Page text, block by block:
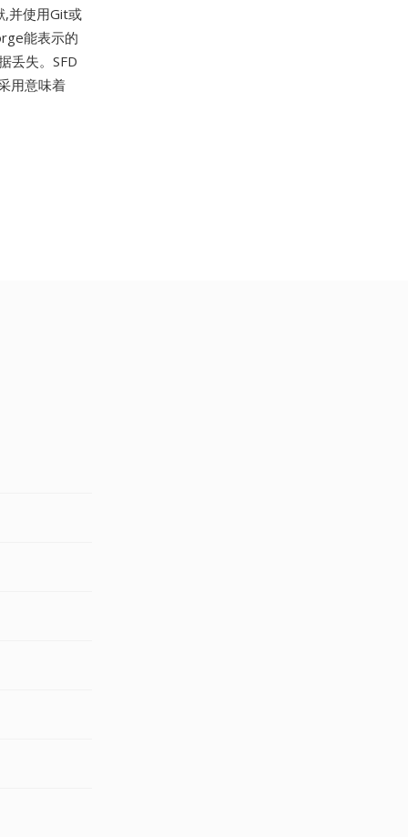
,并使用Git或
能表示的
丢失。SFD
用意味着